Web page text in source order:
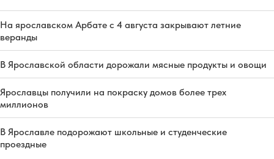
На ярославском Арбате с 4 августа закрывают летние
веранды
В Ярославской области дорожали мясные продукты и овощи
Ярославцы получили на покраску домов более трех
миллионов
В Ярославле подорожают школьные и студенческие
проездные